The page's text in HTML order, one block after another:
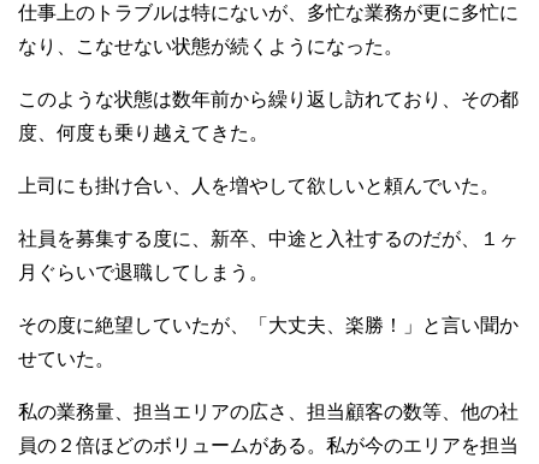
仕事上のトラブルは特にないが、多忙な業務が更に多忙に
なり、こなせない状態が続くようになった。
このような状態は数年前から繰り返し訪れており、その都
度、何度も乗り越えてきた。
上司にも掛け合い、人を増やして欲しいと頼んでいた。
社員を募集する度に、新卒、中途と入社するのだが、１ヶ
月ぐらいで退職してしまう。
その度に絶望していたが、「大丈夫、楽勝！」と言い聞か
せていた。
私の業務量、担当エリアの広さ、担当顧客の数等、他の社
員の２倍ほどのボリュームがある。私が今のエリアを担当